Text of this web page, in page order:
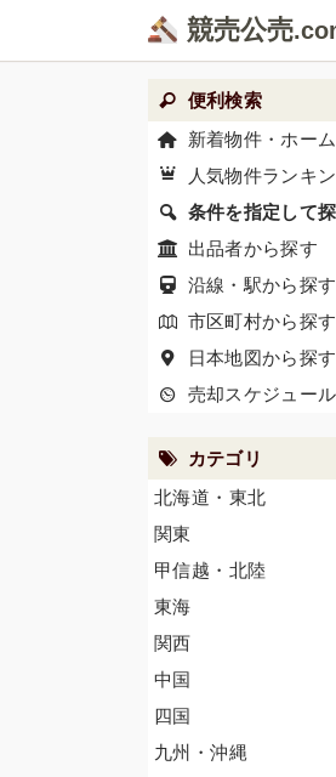
競売公売
便利検索
新着物件・ホーム
人気物件ランキ
条件を指定して
出品者から探す
沿線・駅から探す
市区町村から探す
日本地図から探す
売却スケジュール
カテゴリ
北海道・東北
関東
甲信越・北陸
東海
関西
中国
四国
九州・沖縄